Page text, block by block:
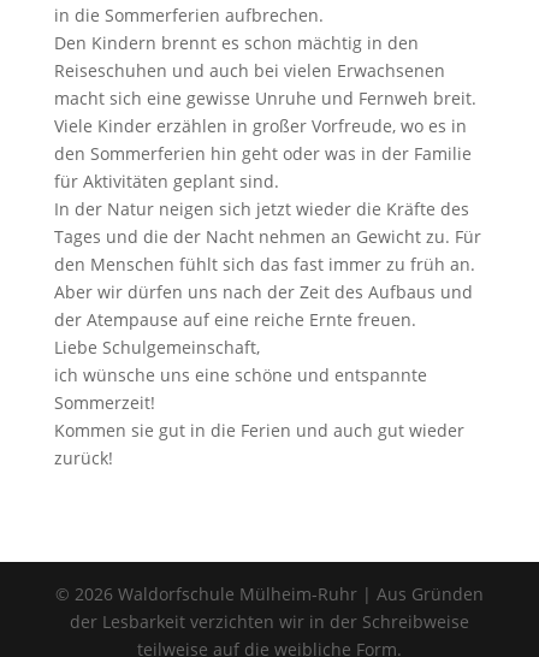
in die Sommerferien aufbrechen.
Den Kindern brennt es schon mächtig in den
Reiseschuhen und auch bei vielen Erwachsenen
macht sich eine gewisse Unruhe und Fernweh breit.
Viele Kinder erzählen in großer Vorfreude, wo es in
den Sommerferien hin geht oder was in der Familie
für Aktivitäten geplant sind.
In der Natur neigen sich jetzt wieder die Kräfte des
Tages und die der Nacht nehmen an Gewicht zu. Für
den Menschen fühlt sich das fast immer zu früh an.
Aber wir dürfen uns nach der Zeit des Aufbaus und
der Atempause auf eine reiche Ernte freuen.
Liebe Schulgemeinschaft,
ich wünsche uns eine schöne und entspannte
Sommerzeit!
Kommen sie gut in die Ferien und auch gut wieder
zurück!
© 2026 Waldorfschule Mülheim-Ruhr | Aus Gründen
der Lesbarkeit verzichten wir in der Schreibweise
teilweise auf die weibliche Form.